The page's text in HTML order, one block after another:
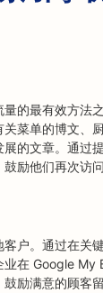
的最有效方法
菜单的博文、
的文章。通过
励他们再次访
户。通过在关
在 Google My
励满意的顾客